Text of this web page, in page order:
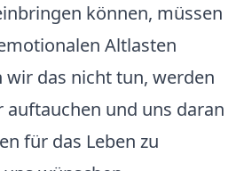
können, müssen
Altlasten
wir das nicht tun, werden
und uns daran
für das Leben zu